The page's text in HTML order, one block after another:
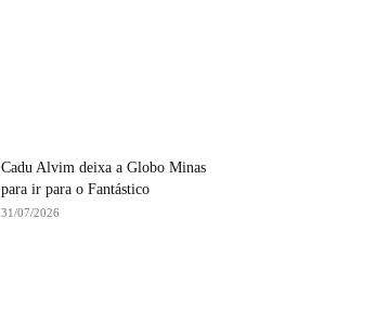
Cadu Alvim deixa a Globo Minas
para ir para o Fantástico
31/07/2026